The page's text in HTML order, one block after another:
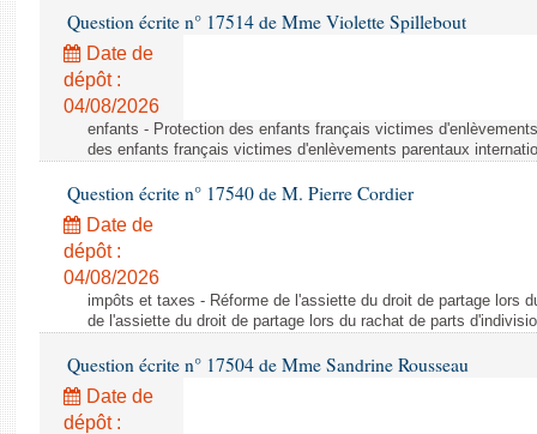
Question écrite n° 17514 de Mme Violette Spillebout
Date de
dépôt :
04/08/2026
enfants - Protection des enfants français victimes
des enfants français victimes d'enlèvements parentaux
Question écrite n° 17540 de M. Pierre Cordier
Date de
dépôt :
04/08/2026
impôts et taxes - Réforme de l'assiette du droit de partage lors
de l'assiette du droit de partage lors du rachat de parts
Question écrite n° 17504 de Mme Sandrine Rousseau
Date de
dépôt :